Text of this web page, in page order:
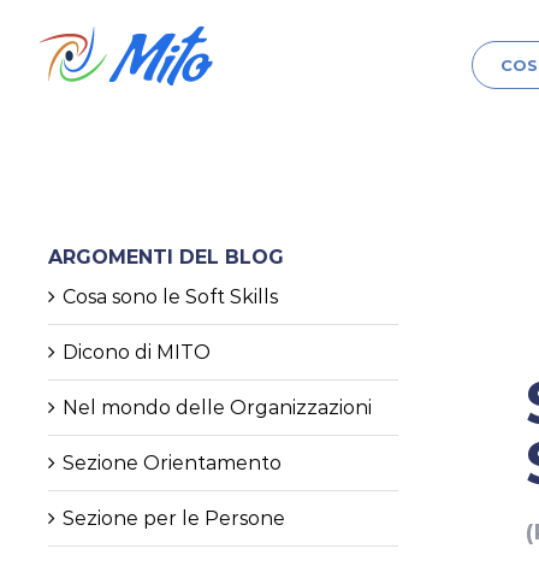
contenuto
per:
ARGOMENTI DEL BLOG
Cosa sono le Soft Skills
Dicono di MITO
Nel mondo delle Organizzazioni
Sezione Orientamento
Sezione per le Persone